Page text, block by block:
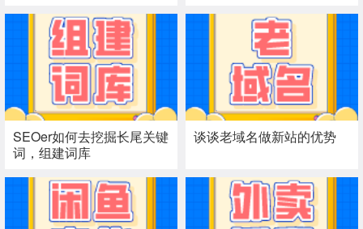
SEOer如何去挖掘长尾关键
词，组建词库
谈谈老域名做新站的优势